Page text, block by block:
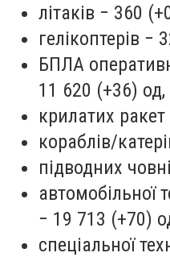
літаків − 360
гелікоптерів −
БПЛА
11 620 (+36) од,
крилатих
кораблів/
підводних
автомобільної
− 19 713 (+70)
спеціальної